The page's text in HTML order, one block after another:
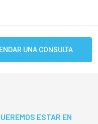
UNA CONSULTA
ESTAR EN